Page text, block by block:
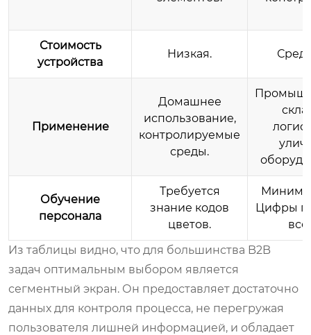
Стоимость
устройства
Низкая.
Применение
Домашнее
использование,
контролируемые
среды.
Обучение
персонала
Требуется
знание кодов
цветов.
Цифры
Из таблицы видно, что для большинства B2B
задач оптимальным выбором является
сегментный экран. Он предоставляет достаточно
данных для контроля процесса, не перегружая
пользователя лишней информацией, и обладает